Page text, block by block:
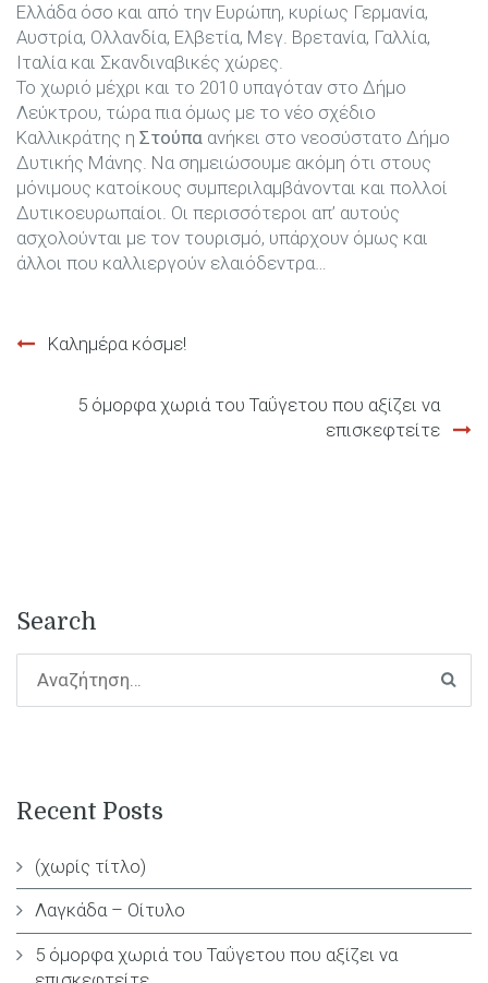
Ελλάδα όσο και από την Ευρώπη, κυρίως Γερμανία,
Αυστρία, Ολλανδία, Ελβετία, Μεγ. Βρετανία, Γαλλία,
Ιταλία και Σκανδιναβικές χώρες.
Το χωριό μέχρι και το 2010 υπαγόταν στο Δήμο
Λεύκτρου, τώρα πια όμως με το νέο σχέδιο
Καλλικράτης η Στούπα ανήκει στο νεοσύστατο Δήμο
Δυτικής Μάνης. Να σημειώσουμε ακόμη ότι στους
μόνιμους κατοίκους συμπεριλαμβάνονται και πολλοί
Δυτικοευρωπαίοι. Οι περισσότεροι απ’ αυτούς
ασχολούνται με τον τουρισμό, υπάρχουν όμως και
άλλοι που καλλιεργούν ελαιόδεντρα…
Πλοήγηση
Καλημέρα κόσμε!
5 όμορφα χωριά του Ταΰγετου που αξίζει να
επισκεφτείτε
Search
Recent Posts
(χωρίς τίτλο)
Λαγκάδα – Οίτυλο
5 όμορφα χωριά του Ταΰγετου που αξίζει να